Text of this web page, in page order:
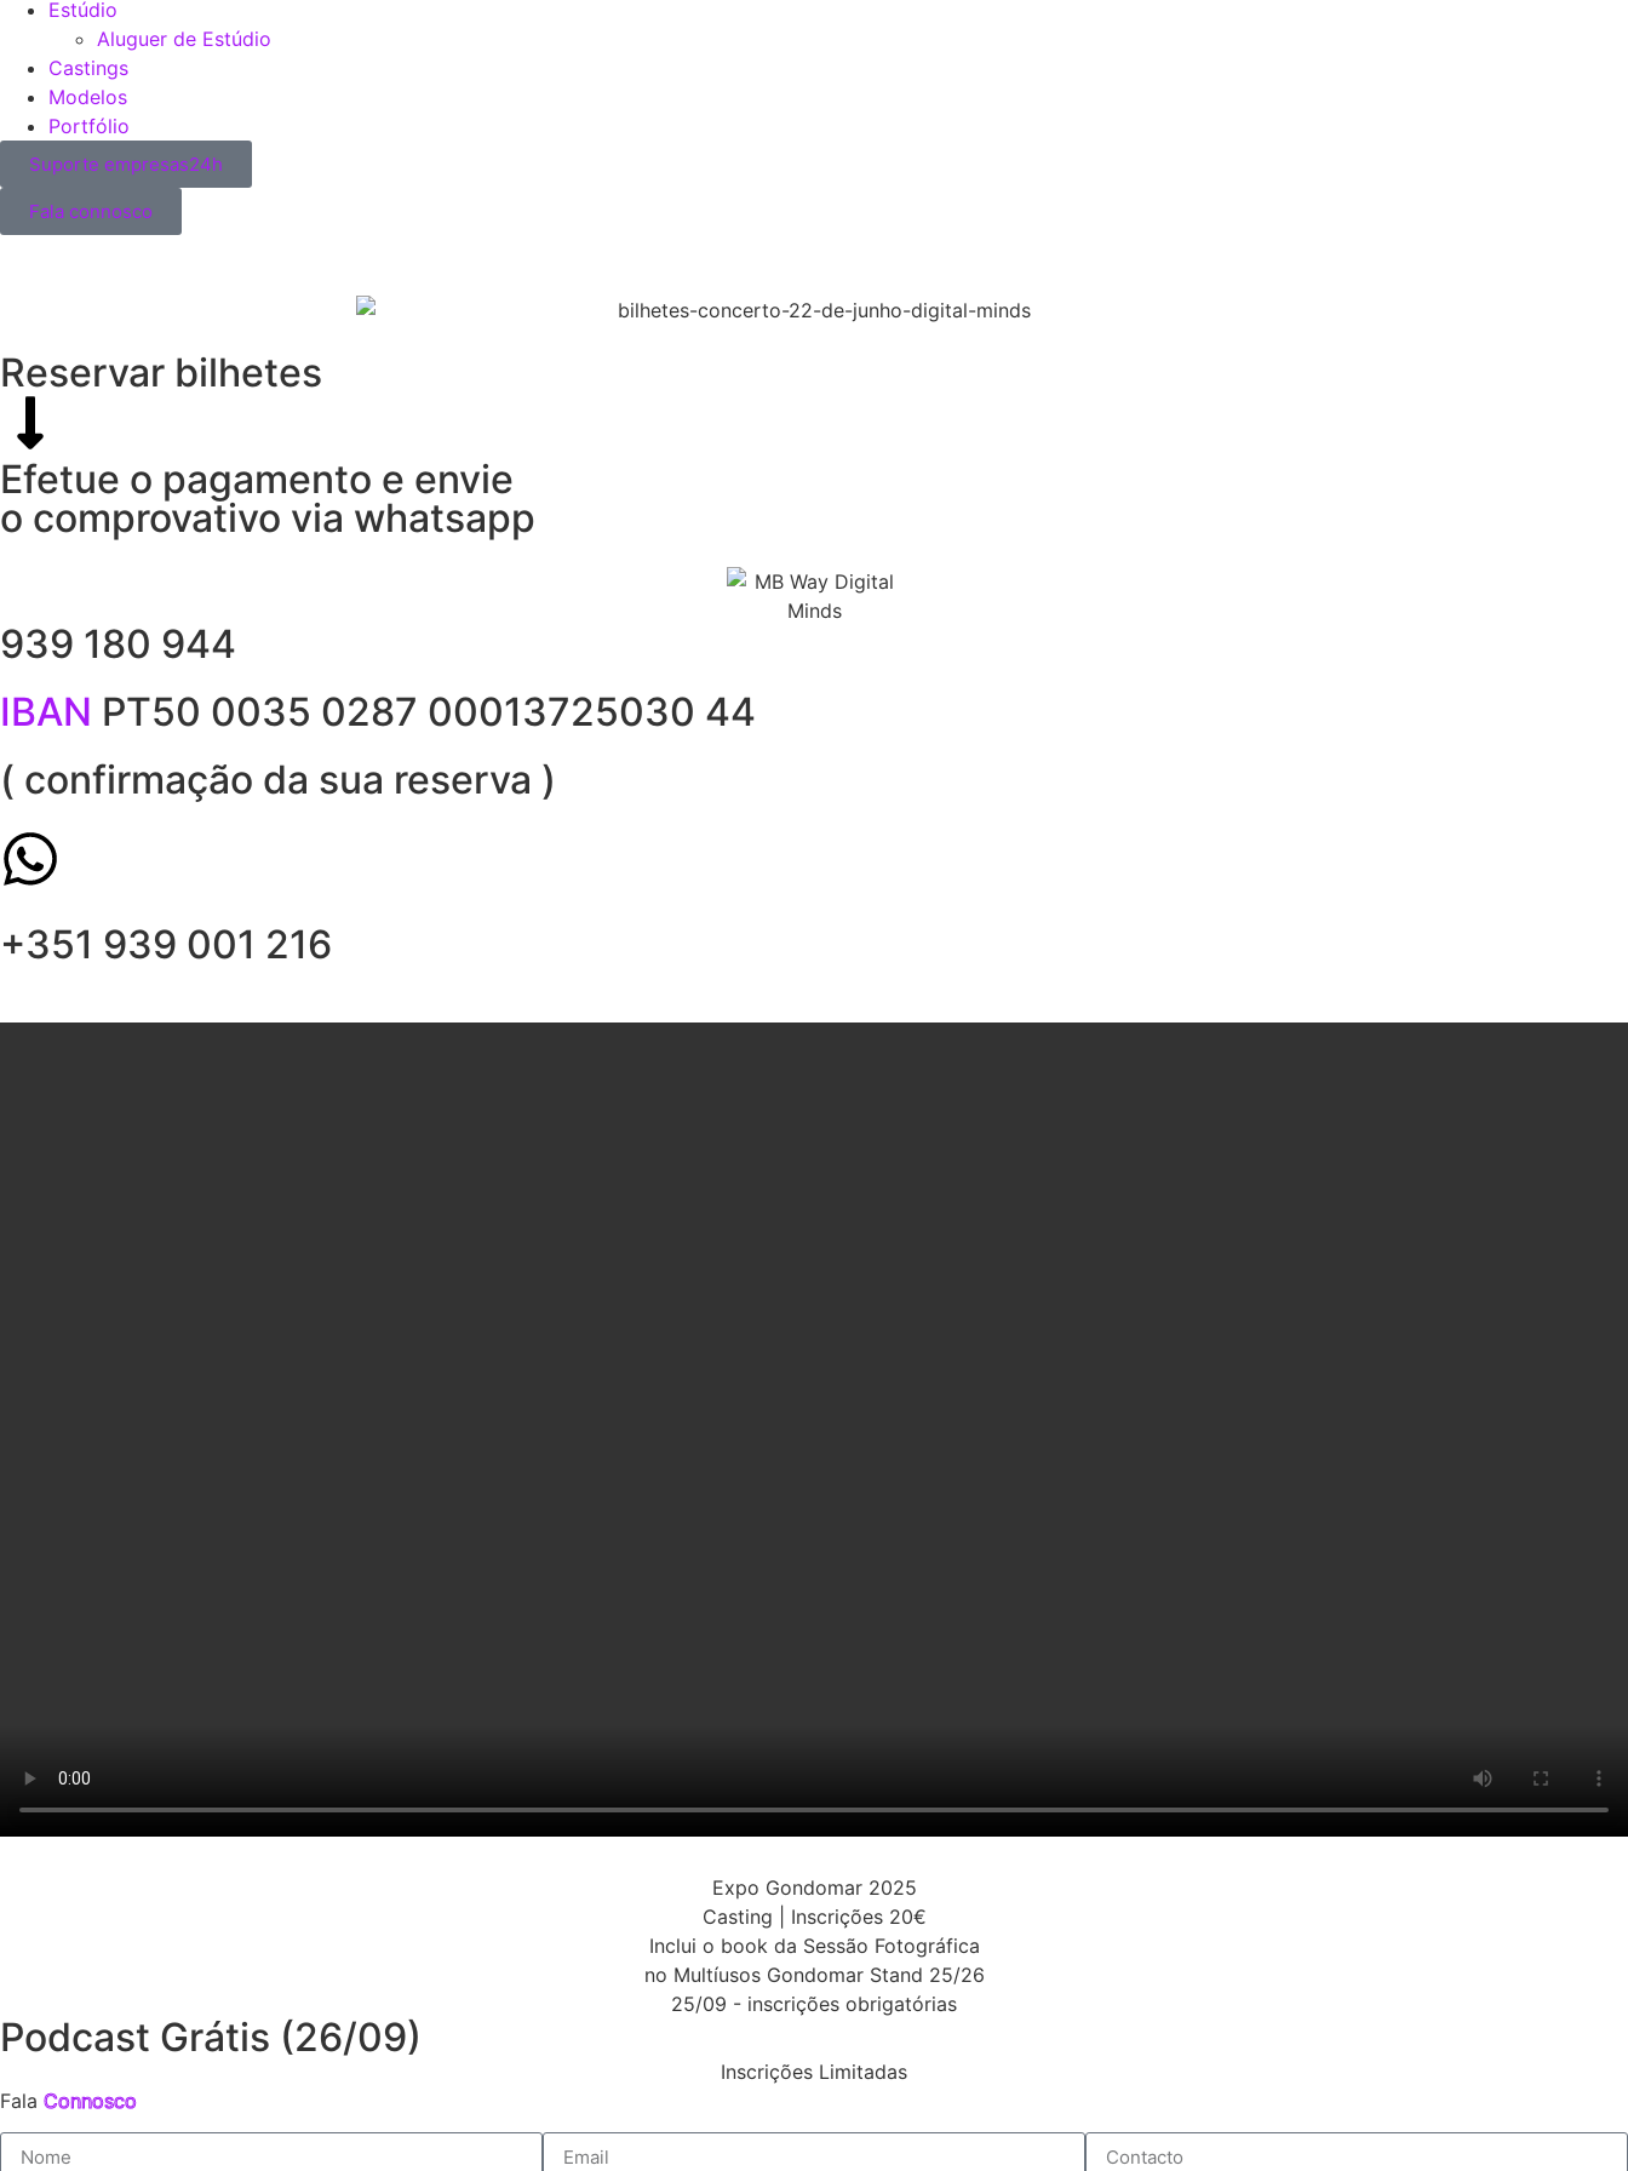
Estúdio
Aluguer de Estúdio
Castings
Modelos
Portfólio
Suporte empresas24h
Fala connosco
Reservar bilhetes
Efetue o pagamento e envie
o comprovativo via whatsapp
939 180 944
IBAN PT50 0035 0287 00013725030 44
( confirmação da sua reserva )
+351 939 001 216
Expo Gondomar 2025
Casting | Inscrições 20€
Inclui o book da Sessão Fotográfica
no Multíusos Gondomar Stand 25/26
25/09 - inscrições obrigatórias
Podcast Grátis (26/09)
Inscrições Limitadas
Fala Connosco